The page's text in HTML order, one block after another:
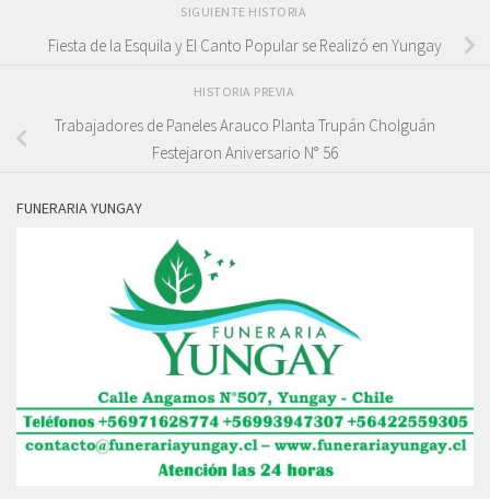
SIGUIENTE HISTORIA
Fiesta de la Esquila y El Canto Popular se Realizó en Yungay
HISTORIA PREVIA
Trabajadores de Paneles Arauco Planta Trupán Cholguán
Festejaron Aniversario N° 56
FUNERARIA YUNGAY